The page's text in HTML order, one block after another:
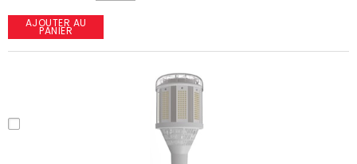
AJOUTER AU
PANIER